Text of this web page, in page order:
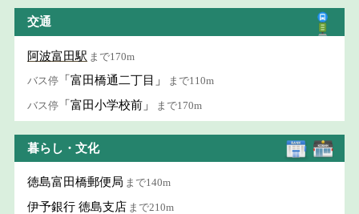
交通
阿波富田駅 まで170m
バス停 「富田橋通二丁目」 まで110m
バス停 「富田小学校前」 まで170m
暮らし・文化
徳島富田橋郵便局 まで140m
伊予銀行 徳島支店 まで210m